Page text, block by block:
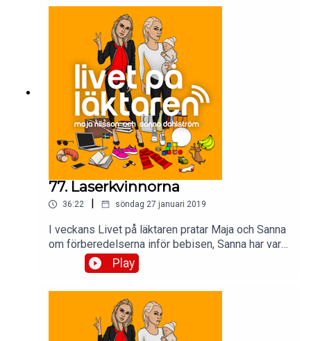
77. Laserkvinnorna
36:22 söndag 27 januari 2019
I veckans Livet på läktaren pratar Maja och Sanna
om förberedelserna inför bebisen, Sanna har varit
med om ett lasertrauma och så har Maja gått till
en psykolog.
Play